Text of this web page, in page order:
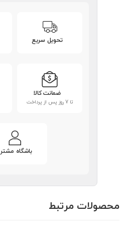
تحویل سریع
ضمانت کالا
تا 7 روز پس از پرداخت
باشگاه
محصولات مرتبط